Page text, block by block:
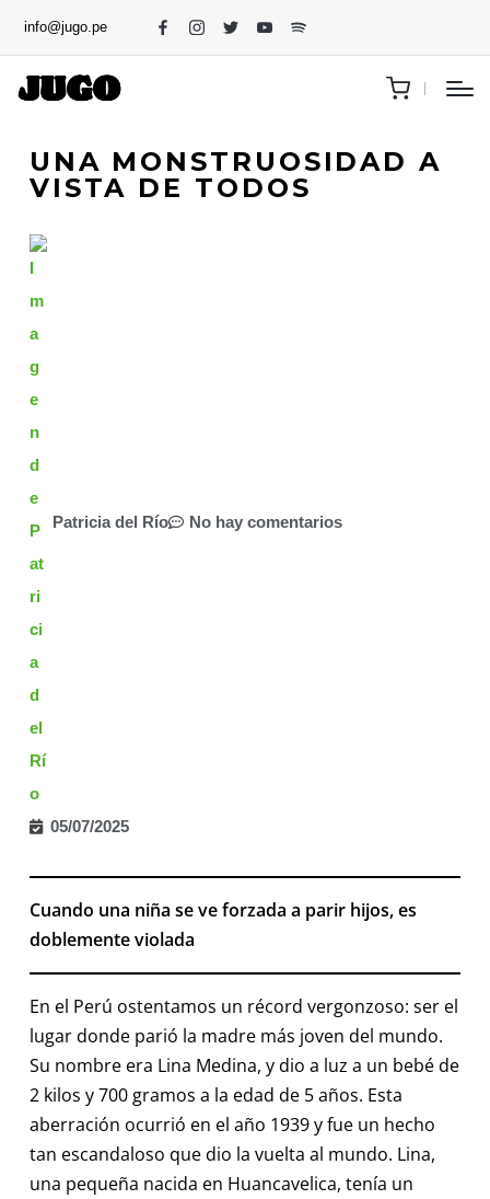
info@jugo.pe
UNA MONSTRUOSIDAD A
VISTA DE TODOS
Patricia del Río No hay comentarios
05/07/2025
Cuando una niña se ve forzada a parir hijos, es
doblemente violada
En el Perú ostentamos un récord vergonzoso: ser el
lugar donde parió la madre más joven del mundo.
Su nombre era Lina Medina, y dio a luz a un bebé de
2 kilos y 700 gramos a la edad de 5 años. Esta
aberración ocurrió en el año 1939 y fue un hecho
tan escandaloso que dio la vuelta al mundo. Lina,
una pequeña nacida en Huancavelica, tenía un